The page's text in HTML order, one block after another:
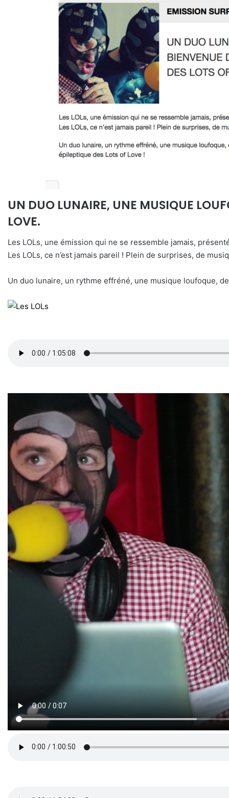
UN DUO LUNAIRE, UNE MUSIQUE
LOVE.
Les LOLs, une émission qui ne se ressemble jamais,
Les LOLs, ce n’est jamais pareil ! Plein de surprises, de
Un duo lunaire, un rythme effréné, une musique loufoque,